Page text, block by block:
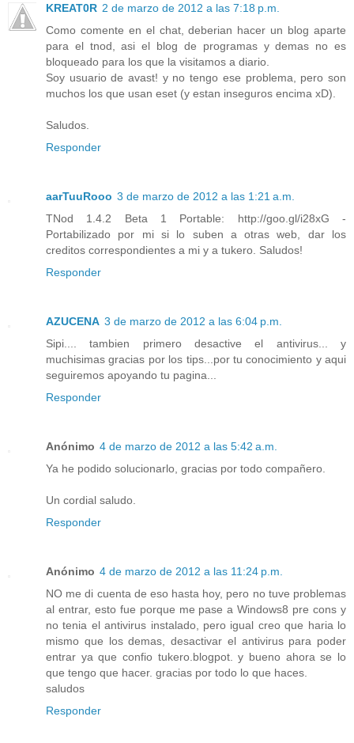
KREAT0R 2 de marzo de 2012 a las 7:18 p.m.
Como comente en el chat, deberian hacer un blog aparte
para el tnod, asi el blog de programas y demas no es
bloqueado para los que la visitamos a diario.
Soy usuario de avast! y no tengo ese problema, pero son
muchos los que usan eset (y estan inseguros encima xD).
Saludos.
Responder
aarTuuRooo 3 de marzo de 2012 a las 1:21 a.m.
TNod 1.4.2 Beta 1 Portable: http://goo.gl/i28xG -
Portabilizado por mi si lo suben a otras web, dar los
creditos correspondientes a mi y a tukero. Saludos!
Responder
AZUCENA 3 de marzo de 2012 a las 6:04 p.m.
Sipi.... tambien primero desactive el antivirus... y
muchisimas gracias por los tips...por tu conocimiento y aqui
seguiremos apoyando tu pagina...
Responder
Anónimo 4 de marzo de 2012 a las 5:42 a.m.
Ya he podido solucionarlo, gracias por todo compañero.
Un cordial saludo.
Responder
Anónimo 4 de marzo de 2012 a las 11:24 p.m.
NO me di cuenta de eso hasta hoy, pero no tuve problemas
al entrar, esto fue porque me pase a Windows8 pre cons y
no tenia el antivirus instalado, pero igual creo que haria lo
mismo que los demas, desactivar el antivirus para poder
entrar ya que confio tukero.blogpot. y bueno ahora se lo
que tengo que hacer. gracias por todo lo que haces.
saludos
Responder